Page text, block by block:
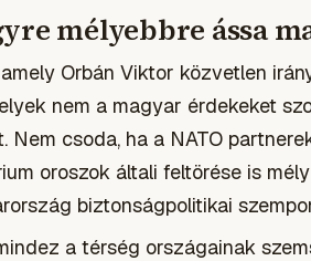
mélyebbre ássa
Orbán Viktor közvetlen
nem a magyar érdekeket
Nem csoda, ha a NATO
oroszok általi feltörése is
biztonságpolitikai
a térség országainak